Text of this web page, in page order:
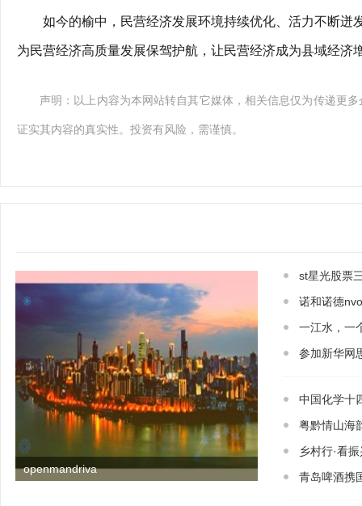
如今的榆中，民营经济发展环境持续优化、活力不断
为民营经济高质量发展保驾护航，让民营经济成为县域经济
声明：以上内容为本网站转自其它媒体，相关信息仅为传递更
证实其内容的真实性。投资有风险，需谨慎。
openmandriva
st星光股票
诺和诺德
一江水，一
参加新华网
中国化学十
粤黔情山海
乡村行·看
青岛啤酒携